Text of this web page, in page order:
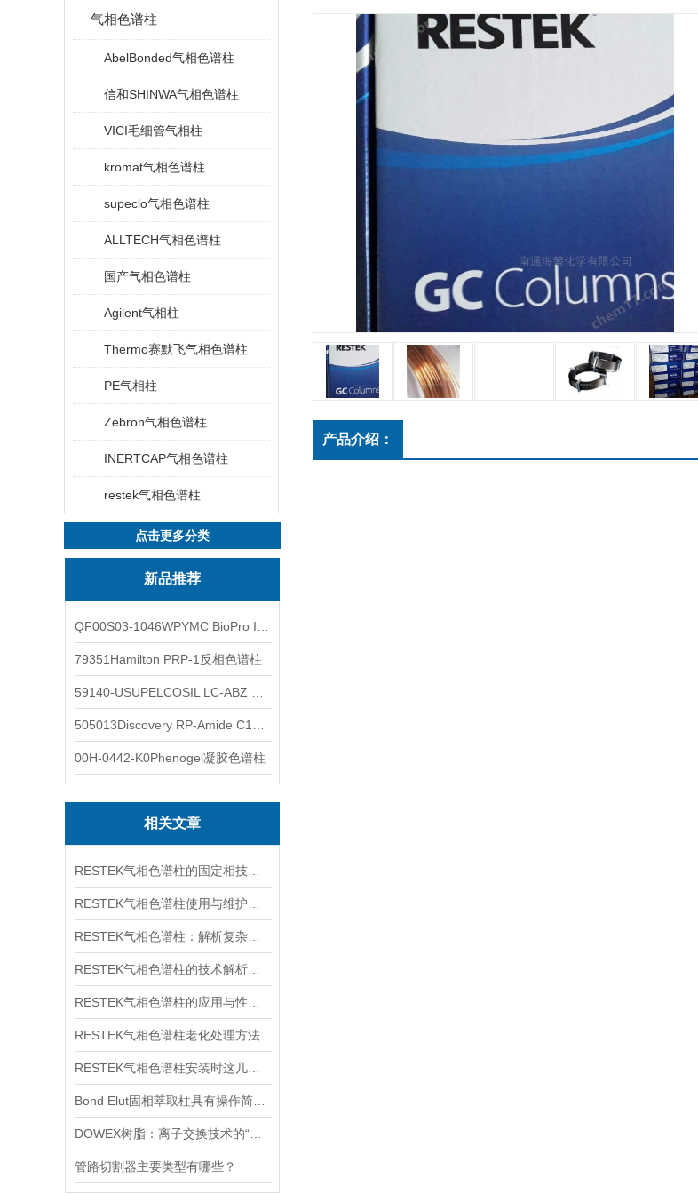
气相色谱柱
AbelBonded气相色谱柱
信和SHINWA气相色谱柱
VICI毛细管气相柱
kromat气相色谱柱
supeclo气相色谱柱
ALLTECH气相色谱柱
国产气相色谱柱
Agilent气相柱
Thermo赛默飞气相色谱柱
PE气相柱
Zebron气相色谱柱
INERTCAP气相色谱柱
restek气相色谱柱
点击更多分类
新品推荐
79351Hamilton PRP-1反相色谱柱
00H-0442-K0Phenogel凝胶色谱柱
相关文章
RESTEK气相色谱柱老化处理方法
管路切割器主要类型有哪些？
产品介绍：